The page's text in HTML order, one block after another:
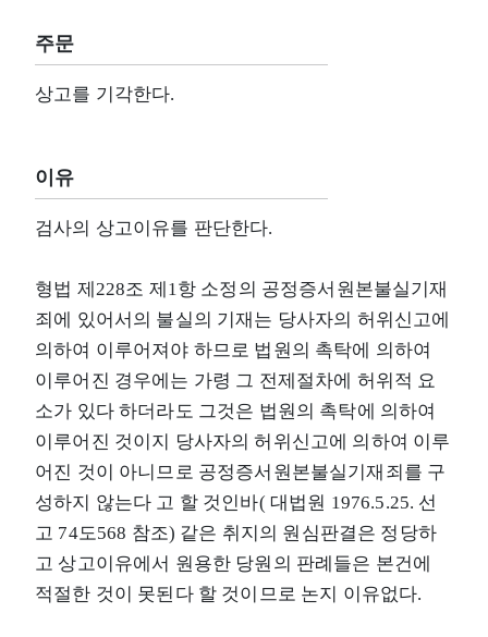
주문
상고를 기각한다.
이유
검사의 상고이유를 판단한다.
형법 제228조 제1항 소정의 공정증서원본불실기재
죄에 있어서의 불실의 기재는 당사자의 허위신고에
의하여 이루어져야 하므로 법원의 촉탁에 의하여
이루어진 경우에는 가령 그 전제절차에 허위적 요
소가 있다 하더라도 그것은 법원의 촉탁에 의하여
이루어진 것이지 당사자의 허위신고에 의하여 이루
어진 것이 아니므로 공정증서원본불실기재죄를 구
성하지 않는다 고 할 것인바( 대법원 1976.5.25. 선
고 74도568 참조) 같은 취지의 원심판결은 정당하
고 상고이유에서 원용한 당원의 판례들은 본건에
적절한 것이 못된다 할 것이므로 논지 이유없다.